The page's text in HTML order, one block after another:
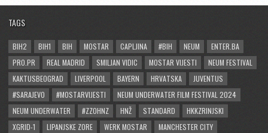
TAGS
BIH2 BIH1 BIH MOSTAR CAPLJINA #BIH NEUM
ENTER.BA
PRO.PR
REAL MADRID SMILJAN VIDIC MOSTAR VIJESTI
NEUM FESTIVAL
KAKTUSBEOGRAD
LIVERPOOL BAYERN HRVATSKA
JUVENTUS
#SARAJEVO
#MOSTARVIJESTI
NEUM UNDERWATER FILM FESTIVAL 2024
NEUM UNDERWATER
#ZZOHNZ HNŽ STANDARD
HKKZRINJSKI
XGRID-1
LIPANJSKE ZORE WERK MOSTAR
MANCHESTER CITY